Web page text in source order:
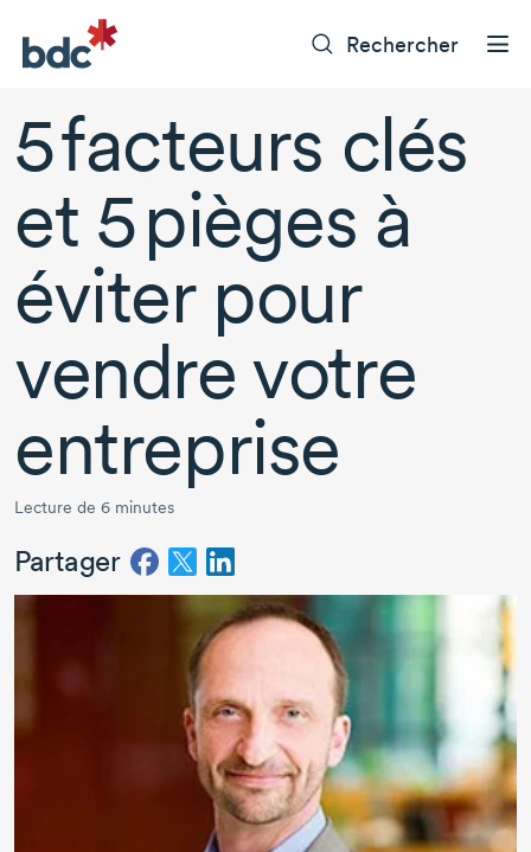
Rechercher
5 facteurs clés
et 5 pièges à
éviter pour
vendre votre
entreprise
Lecture de 6 minutes
Partager